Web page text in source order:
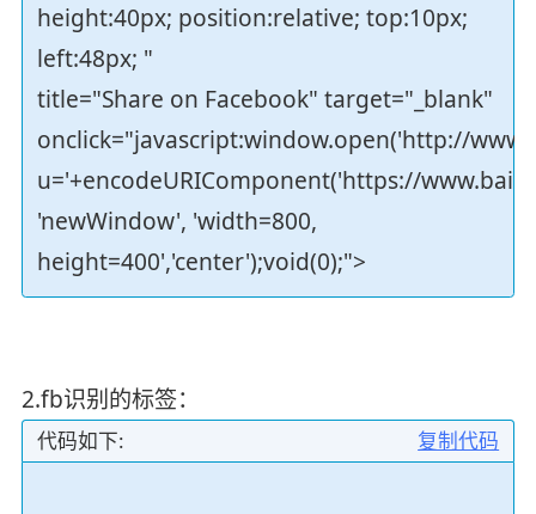
height:40px; position:relative; top:10px;
left:48px; "
title="Share on Facebook" target="_blank"
onclick="javascript:window.open('http://
u='+encodeURIComponent('https://
'newWindow', 'width=800,
height=400','center');void(0);">
2.fb识别的标签：
复制代码
代码如下: